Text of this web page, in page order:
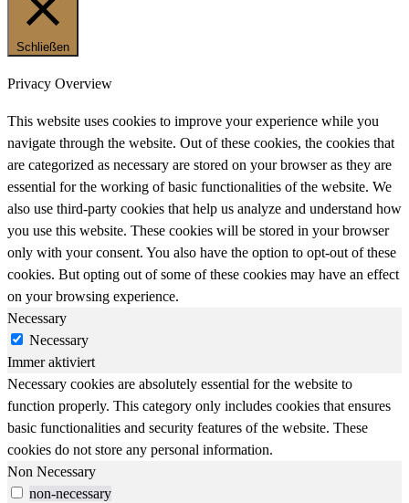
Schließen
Privacy Overview
This website uses cookies to improve your experience while you
navigate through the website. Out of these cookies, the cookies that
are categorized as necessary are stored on your browser as they are
essential for the working of basic functionalities of the website. We
also use third-party cookies that help us analyze and understand how
you use this website. These cookies will be stored in your browser
only with your consent. You also have the option to opt-out of these
cookies. But opting out of some of these cookies may have an effect
on your browsing experience.
Necessary
Necessary
Immer aktiviert
Necessary cookies are absolutely essential for the website to
function properly. This category only includes cookies that ensures
basic functionalities and security features of the website. These
cookies do not store any personal information.
Non Necessary
non-necessary